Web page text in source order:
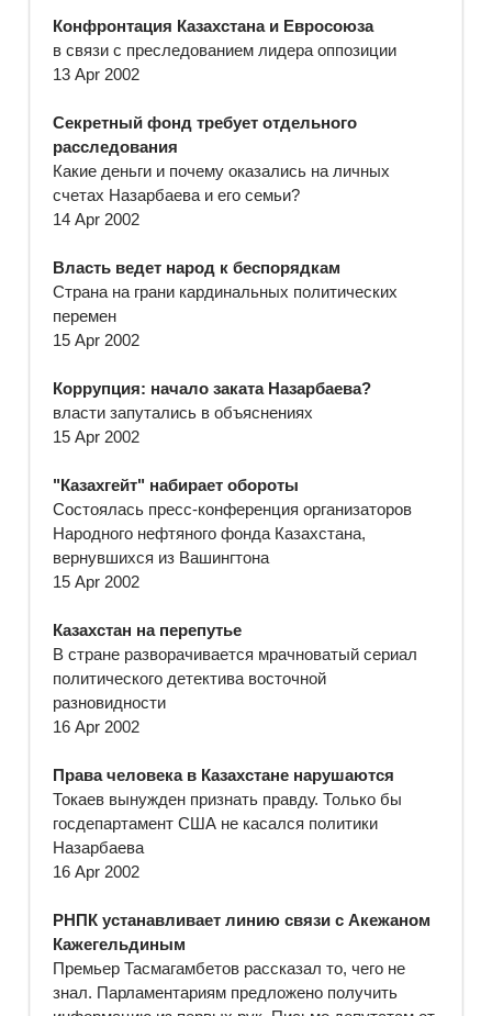
Конфронтация Казахстана и Евросоюза
в связи с преследованием лидера оппозиции
13 Apr 2002
Секретный фонд требует отдельного
расследования
Какие деньги и почему оказались на личных
счетах Назарбаева и его семьи?
14 Apr 2002
Власть ведет народ к беспорядкам
Страна на грани кардинальных политических
перемен
15 Apr 2002
Коррупция: начало заката Назарбаева?
власти запутались в объяснениях
15 Apr 2002
"Казахгейт" набирает обороты
Состоялась пресс-конференция организаторов
Народного нефтяного фонда Казахстана,
вернувшихся из Вашингтона
15 Apr 2002
Казахстан на перепутье
В стране разворачивается мрачноватый сериал
политического детектива восточной
разновидности
16 Apr 2002
Права человека в Казахстане нарушаются
Токаев вынужден признать правду. Только бы
госдепартамент США не касался политики
Назарбаева
16 Apr 2002
РНПК устанавливает линию связи с Акежаном
Кажегельдиным
Премьер Тасмагамбетов рассказал то, чего не
знал. Парламентариям предложено получить